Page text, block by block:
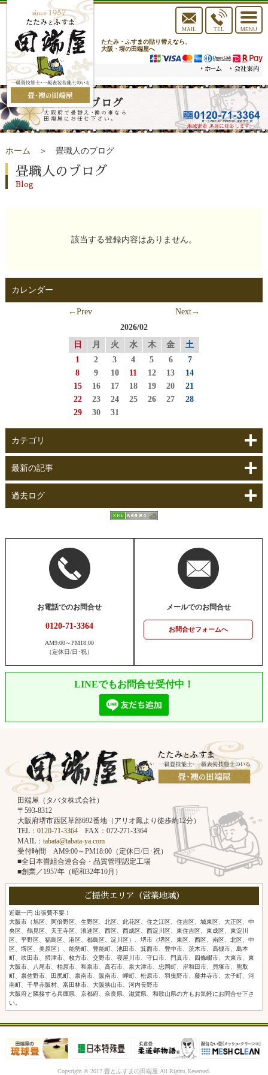
MAIL TEL
toggle
MENU
たたみ・ふすまの貼り替えなら、
大阪・堺の田端屋へ
畳職人のブログ
大阪府で畳替え･襖の事なら
田端屋にお任せ下さい。
ホーム ＞ 畳職人のブログ
畳職人のブログ
Blog
該当する登録内容はありません。
カレンダー
←Prev
Next→
2026/02
日
月 火 水 木 金
土
1
2 3 4 5 6
7
8
9 10 11 12 13
14
15
16 17 18 19 20
21
22
23 24 25 26 27
28
29
30 31
カテゴリ
最新の記事
過去ログ
お電話でのお問合せ
0120-71-3364
AM9:00～PM18:00
（定休日/日･祝）
メールでのお問合せ
お問合せフォームへ
LINEでもお問合せ受付中！
田端屋（タバタ株式会社）
〒593-8312
大阪府堺市西区草部692番地（アリオ鳳より徒歩約12分）
TEL： 0120-71-3364FAX：072-271-3364
MAIL： tabata@tabata-ya.com
受付時間 AM9:00～PM18:00（定休日/日･祝）
■全日本畳組合連合会・品質管理認定工場
■創業／1957年（昭和32年10月）
ご提供エリア（営業地域）
近畿一円 出張費不要！
大阪市（旭区、阿倍野区、生野区、北区、此花区、住之江区、住吉区、城東区、大正区、中
央区、鶴見区、天王寺区、浪速区、西区、西成区、西淀川区、東住吉区、東成区、東淀川
区、平野区、福島区、港区、都島区、淀川区）、堺市（堺区、東区、西区、南区、北区、中
区、堺区、美原区）、能勢町、豊能町、池田市、箕面市、豊中市、茨木市、高槻市、島本
町、吹田市、摂津市、枚方市、交野市、寝屋川市、守口市、門真市、四條畷市、大東市、東
大阪市、八尾市、柏原市、和泉市、高石市、泉大津市、忠岡町、岸和田市、貝塚市、熊取
町、泉佐野市、田尻町、泉南市、阪南市、岬町、松原市、羽曳野市、藤井寺市、太子町、河
南町、千早赤阪村、富田林市、大阪狭山市、河内長野市
大阪府と隣接する兵庫県、京都府、奈良県、滋賀県、和歌山県の方もお気軽にお問合せ下さ
い。
Copyright © 2017 畳とふすまの田端屋 All Rights Reserved.